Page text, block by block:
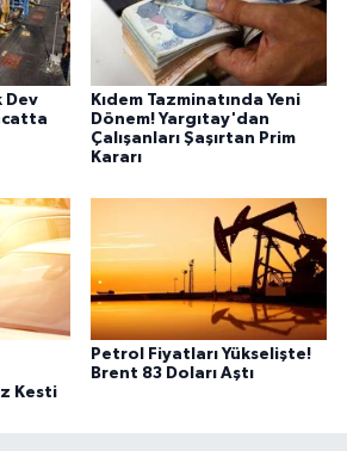
Dev
Kıdem Tazminatında Yeni
Dönem! Yargıtay'dan
Çalışanları Şaşırtan Prim
Kararı
Kesti
Petrol Fiyatları Yükselişte!
Brent 83 Doları Aştı